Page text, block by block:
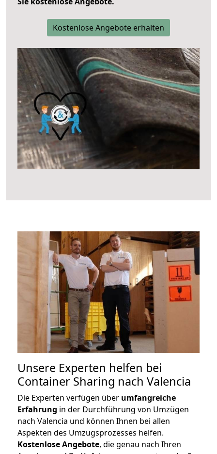
Kostenlose Angebote erhalten
Unsere Experten helfen bei
Container Sharing nach Valencia
Die Experten verfügen über umfangreiche
Erfahrung in der Durchführung von Umzügen
nach Valencia und können Ihnen bei allen
Aspekten des Umzugsprozesses helfen.
Kostenlose Angebote, die genau nach Ihren